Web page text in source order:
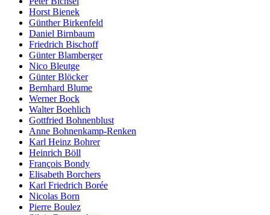
Horst Bienek
Günther Birkenfeld
Daniel Birnbaum
Friedrich Bischoff
Günter Blamberger
Nico Bleutge
Günter Blöcker
Bernhard Blume
Werner Bock
Walter Boehlich
Gottfried Bohnenblust
Anne Bohnenkamp-Renken
Karl Heinz Bohrer
Heinrich Böll
François Bondy
Elisabeth Borchers
Karl Friedrich Borée
Nicolas Born
Pierre Boulez